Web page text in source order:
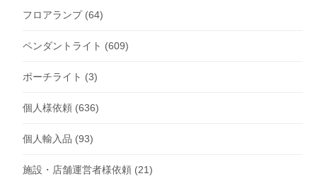
フロアランプ(64)
ペンダントライト (609)
ポーチライト (3)
個人様依頼 (636)
個人輸入品 (93)
施設・店舗運営者様依頼 (21)